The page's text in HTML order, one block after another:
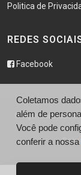
Politica de
REDES
Facebook
© Agência Brasil
Coletamos
além de
Você pode
conferir a nossa